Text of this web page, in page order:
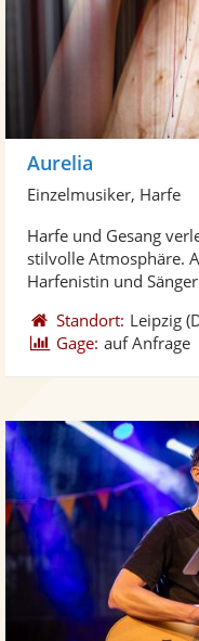
Aurelia
Einzelmusiker, Harfe
Harfe und Gesang
stilvolle Atmosphäre.
Harfenistin und
Standort: Leipzig
Gage: auf Anfrage